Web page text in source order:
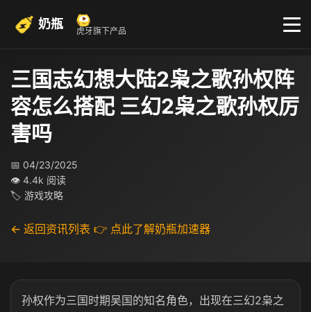
奶瓶 虎牙旗下产品
三国志幻想大陆2枭之歌孙权阵
容怎么搭配 三幻2枭之歌孙权厉
害吗
📅 04/23/2025
👁 4.4k 阅读
🏷 游戏攻略
← 返回资讯列表 👉 点此了解奶瓶加速器
孙权作为三国时期吴国的知名角色，出现在三幻2枭之